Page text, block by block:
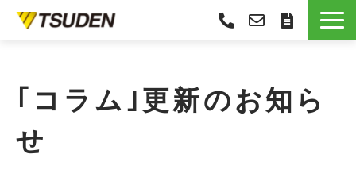
選ばれる理由
導入事例
｢コラム｣更新のお知ら
せ